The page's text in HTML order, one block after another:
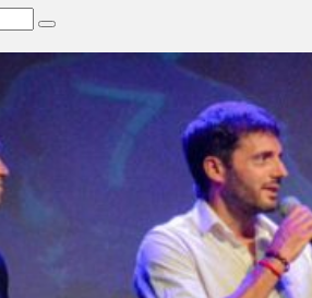
Search